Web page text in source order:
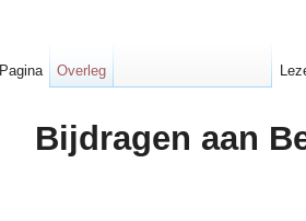
Bijdragen aan
Pagina Overleg